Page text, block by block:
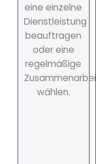
eine einzelne
Dienstleistung
beauftragen
oder eine
regelmäßige
Zusammenarbeit
wählen.